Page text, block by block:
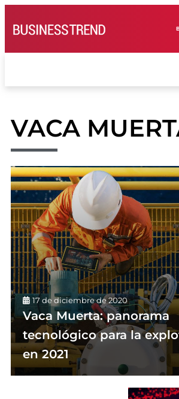
VACA
17 de diciembre de 2020
Vaca Muerta: panorama
tecnológico para la
en 2021